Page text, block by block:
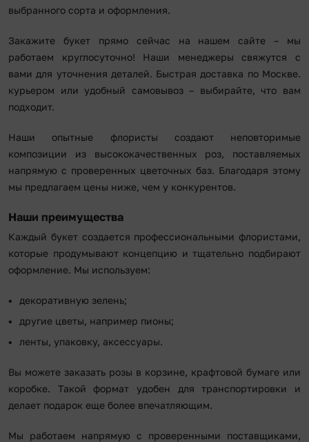
выбранного сорта и оформления.
Закажите букет прямо сейчас на нашем сайте – мы
работаем круглосуточно! Наши менеджеры свяжутся с
вами для уточнения деталей. Быстрая доставка по Москве.
курьером или удобный самовывоз – выбирайте, что вам
подходит.
Наши опытные флористы создают неповторимые
композиции из высококачественных роз, поставляемых
напрямую с проверенных цветочных баз. Благодаря этому
мы предлагаем цены ниже, чем у конкурентов.
Наши преимущества
Каждый букет создается профессиональными флористами,
которые продумывают концепцию и тщательно подбирают
оформление. Мы используем:
декоративную зелень;
другие цветы, например пионы;
ленты, упаковку, аксессуары.
Вы можете заказать розы в корзине, крафтовой бумаге или
коробке. Такой формат удобен для транспортировки и
делает подарок еще более впечатляющим.
Мы работаем напрямую с проверенными поставщиками,